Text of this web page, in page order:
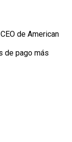
de American
de pago más